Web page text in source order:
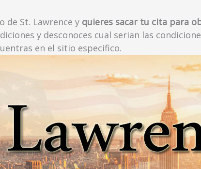
de St. Lawrence y quieres sacar tu cita para
y desconoces cual serian las
en el sitio especifico.